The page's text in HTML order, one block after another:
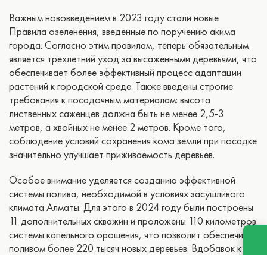
Важным нововведением в 2023 году стали новые
Правила озеленения, введенные по поручению акима
города. Согласно этим правилам, теперь обязательным
является трехлетний уход за высаженными деревьями, что
обеспечивает более эффективный процесс адаптации
растений к городской среде. Также введены строгие
требования к посадочным материалам: высота
лиственных саженцев должна быть не менее 2,5-3
метров, а хвойных не менее 2 метров. Кроме того,
соблюдение условий сохранения кома земли при посадке
значительно улучшает приживаемость деревьев.
Особое внимание уделяется созданию эффективной
системы полива, необходимой в условиях засушливого
климата Алматы. Для этого в 2024 году были построены
11 дополнительных скважин и проложены 110 километров
системы капельного орошения, что позволит обеспечить
поливом более 220 тысяч новых деревьев. Вдобавок к